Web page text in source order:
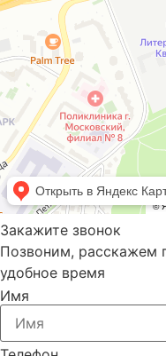
Закажите звонок
Позвоним, расскажем
удобное время
Имя